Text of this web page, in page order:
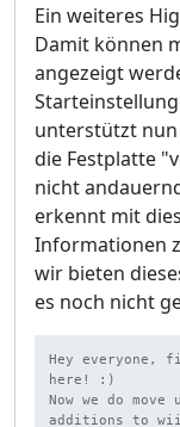
Ein weiteres
Damit können
angezeigt
unterstützt nun
die Festplatte
nicht
erkennt mit
Informationen
wir bieten
es noch nicht
Hey
here! :)
Now we do
additions to